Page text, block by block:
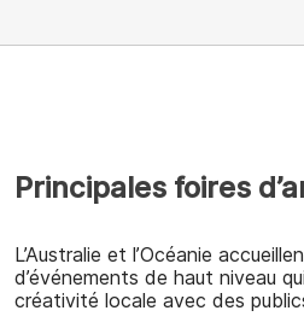
Principales foires
L’Australie et l’Océanie
d’événements de haut niveau
créativité locale avec des